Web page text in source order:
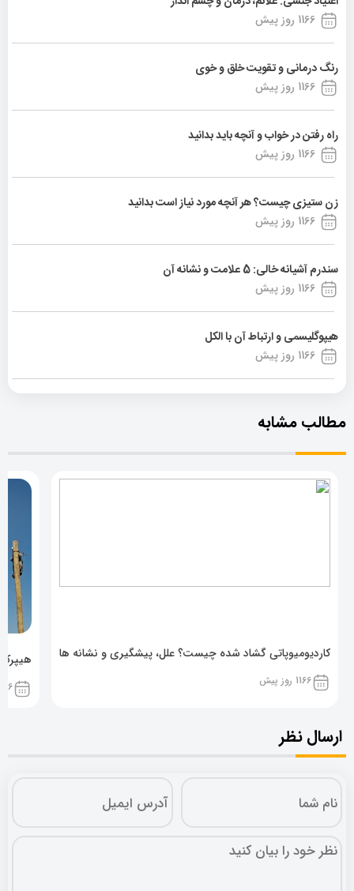
1166 روز پیش
رنگ درمانی و تقویت خلق و خوی
1166 روز پیش
راه رفتن در خواب و آنچه باید بدانید
1166 روز پیش
زن ستیزی چیست؟ هر آنچه مورد نیاز است بدانید
1166 روز پیش
سندرم آشیانه خالی: 5 علامت و نشانه آن
1166 روز پیش
هیپوگلیسمی و ارتباط آن با الکل
1166 روز پیش
مطالب مشابه
کاردیومیوپاتی گشاد شده چیست؟ علل، پیشگیری و نشانه ها
1166 روز پیش 1166
ارسال نظر